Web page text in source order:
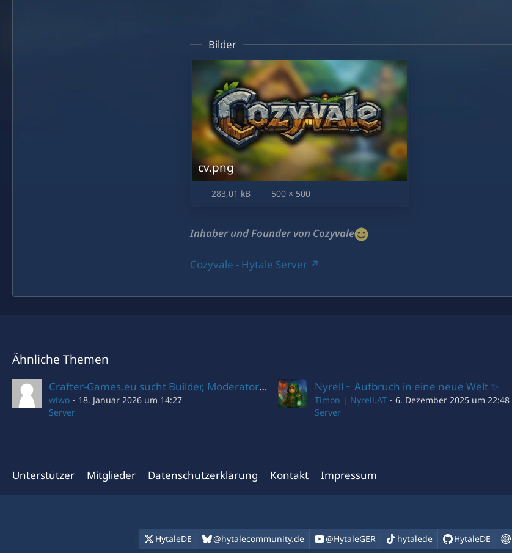
Bilder
cv.png
283,01 kB 500 × 500
Inhaber und Founder von Cozyvale
Cozyvale - Hytale Server
Ähnliche Themen
Crafter-Games.eu sucht Builder, Moderatoren und Java Developer
wiwo
18. Januar 2026 um 14:27
Server
Nyrell ~ Aufbruch in eine neue Welt ✨
Timon | Nyrell.AT
6. Dezember 2025 um 22:48
Server
Unterstützer Mitglieder Datenschutzerklärung Kontakt Impressum
HytaleDE @hytalecommunity.de @HytaleGER hytalede HytaleDE